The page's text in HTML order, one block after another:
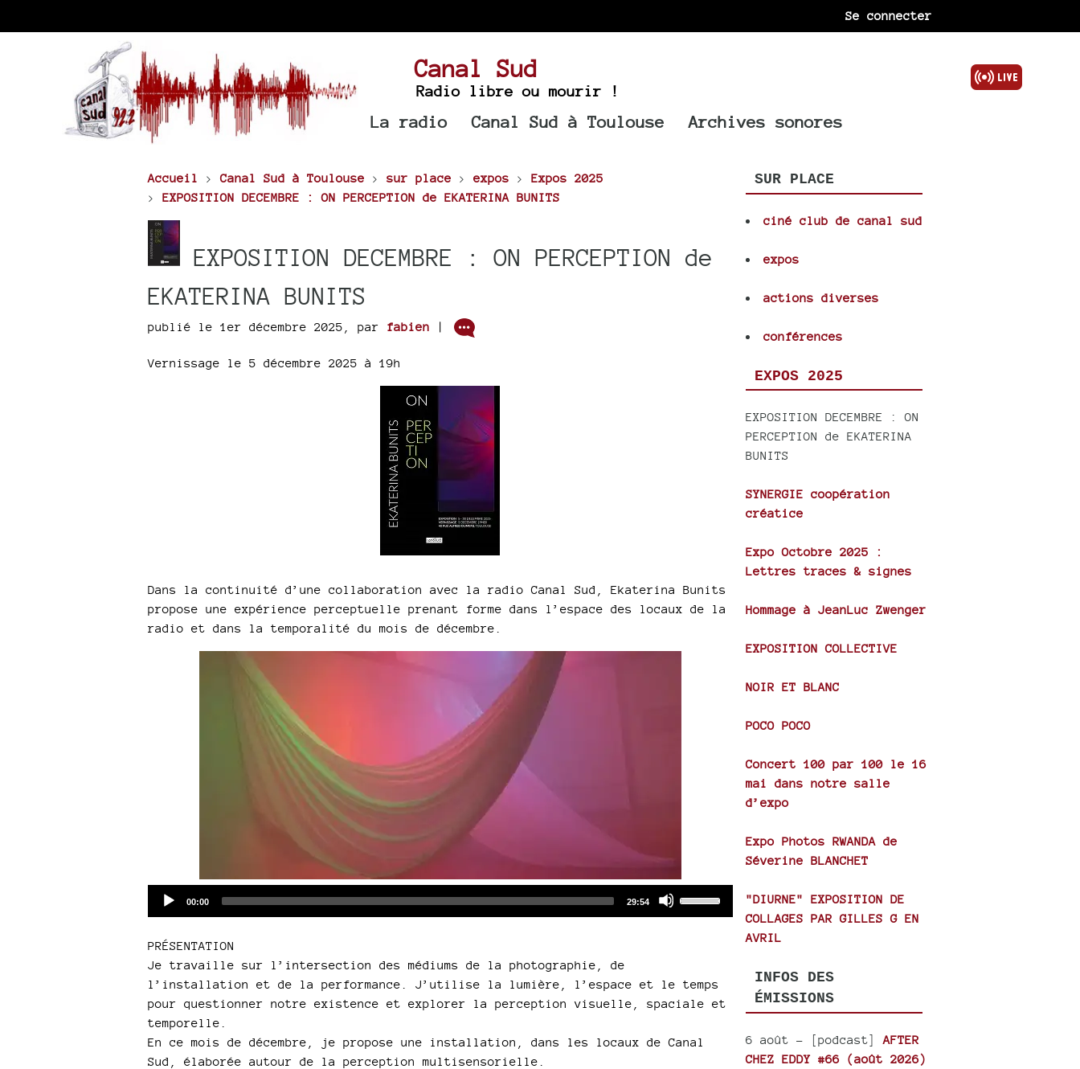
Se connecter
Canal Sud
Radio libre ou mourir !
La radio Canal Sud à Toulouse Archives sonores
Accueil >Canal Sud à Toulouse > sur place > expos > Expos 2025
> EXPOSITION DECEMBRE : ON PERCEPTION de EKATERINA BUNITS
EXPOSITION DECEMBRE : ON PERCEPTION de
EKATERINA BUNITS
publié le 1er décembre 2025 par fabien |
Vernissage le 5 décembre 2025 à 19h
Dans la continuité d’une collaboration avec la radio Canal Sud, Ekaterina Bunits
propose une expérience perceptuelle prenant forme dans l’espace des locaux de la
radio et dans la temporalité du mois de décembre.
Current
00:00
Total
29:54
increase
or
volume.
PRÉSENTATION
Je travaille sur l’intersection des médiums de la photographie, de
l’installation et de la performance. J’utilise la lumière, l’espace et le temps
pour questionner notre existence et explorer la perception visuelle, spaciale et
temporelle.
En ce mois de décembre, je propose une installation, dans les locaux de Canal
Sud, élaborée autour de la perception multisensorielle.
SUR PLACE
ciné club de canal sud
expos
actions diverses
conférences
EXPOS 2025
EXPOSITION DECEMBRE : ON
PERCEPTION de EKATERINA
BUNITS
SYNERGIE coopération
créatice
Expo Octobre 2025 :
Lettres traces & signes
Hommage à JeanLuc Zwenger
EXPOSITION COLLECTIVE
NOIR ET BLANC
POCO POCO
Concert 100 par 100 le 16
mai dans notre salle
d’expo
Expo Photos RWANDA de
Séverine BLANCHET
"DIURNE" EXPOSITION DE
COLLAGES PAR GILLES G EN
AVRIL
INFOS DES
ÉMISSIONS
6 août- [podcast]AFTER
CHEZ EDDY #66 (août 2026)